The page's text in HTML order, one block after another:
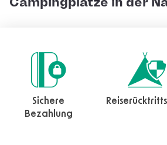
Sichere
Bezahlung